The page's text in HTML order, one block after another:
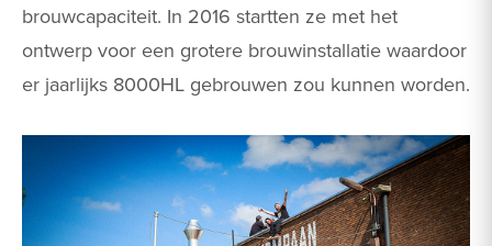
brouwcapaciteit. In 2016 startten ze met het
ontwerp voor een grotere brouwinstallatie waardoor
er jaarlijks 8000HL gebrouwen zou kunnen worden.